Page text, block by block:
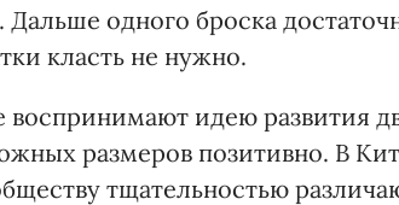
Дальше одного броска
класть не нужно.
воспринимают идею развития
размеров позитивно. В
тщательностью